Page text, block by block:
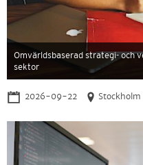
Omvärldsbaserad strategi- och
sektor
2026-09-22 Stockholm